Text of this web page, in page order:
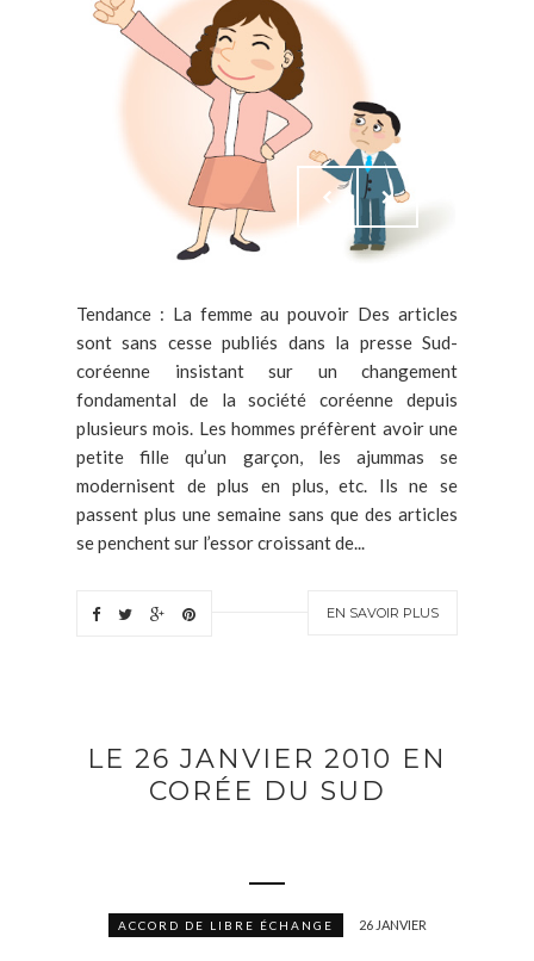
Tendance : La femme au pouvoir Des articles
sont sans cesse publiés dans la presse Sud-
coréenne insistant sur un changement
fondamental de la société coréenne depuis
plusieurs mois. Les hommes préfèrent avoir une
petite fille qu’un garçon, les ajummas se
modernisent de plus en plus, etc. Ils ne se
passent plus une semaine sans que des articles
se penchent sur l’essor croissant de...
EN SAVOIR PLUS
LE 26 JANVIER 2010 EN
CORÉE DU SUD
ACCORD DE LIBRE ÉCHANGE 26 JANVIER